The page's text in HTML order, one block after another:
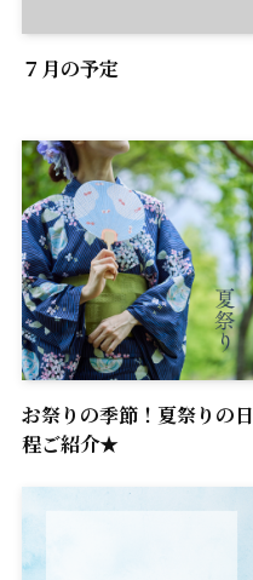
７月の予定
お祭りの季節！夏祭りの日
程ご紹介★